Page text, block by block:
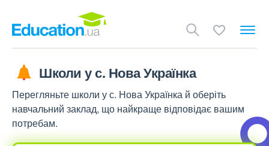
Школи у с. Нова Українка
Перегляньте школи у с. Нова Українка й оберіть
навчальний заклад, що найкраще відповідає вашим
потребам.